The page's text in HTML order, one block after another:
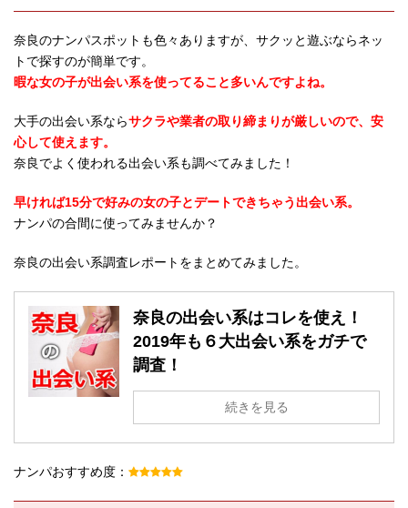
奈良のナンパスポットも色々ありますが、サクッと遊ぶならネッ
トで探すのが簡単です。
暇な女の子が出会い系を使ってること多いんですよね。
大手の出会い系ならサクラや業者の取り締まりが厳しいので、安
心して使えます。
奈良でよく使われる出会い系も調べてみました！
早ければ15分で好みの女の子とデートできちゃう出会い系。
ナンパの合間に使ってみませんか？
奈良の出会い系調査レポートをまとめてみました。
奈良の出会い系はコレを使え！
2019年も６大出会い系をガチで
調査！
続きを見る
ナンパおすすめ度：